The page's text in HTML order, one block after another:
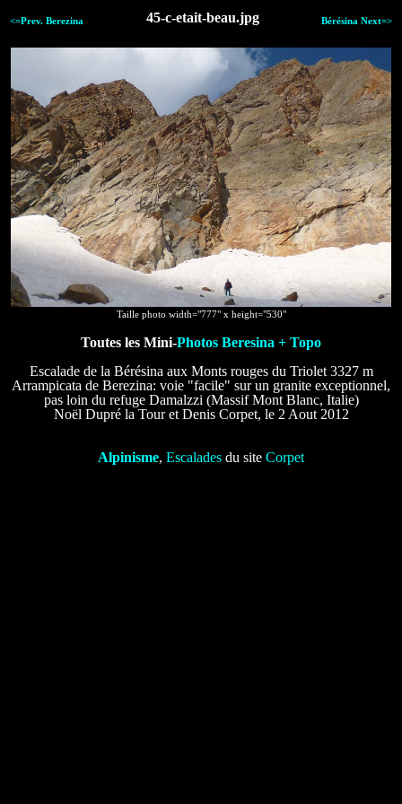
<=Prev. Berezina 45-c-etait-beau.jpg Bérésina Next=>
Taille photo width="777" x height="530"
Toutes les Mini-Photos Beresina + Topo
Escalade de la Bérésina aux Monts rouges du Triolet 3327 m
Arrampicata de Berezina: voie "facile" sur un granite exceptionnel,
pas loin du refuge Damalzzi (Massif Mont Blanc, Italie)
Noël Dupré la Tour et Denis Corpet, le 2 Aout 2012
Alpinisme, Escalades du site Corpet